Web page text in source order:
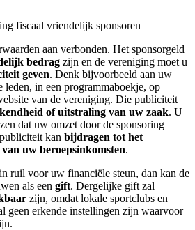
aan verbonden. Het sponsorgeld
bedrag zijn en de vereniging moet u
geven. Denk bijvoorbeeld aan uw
leden, in een programmaboekje, op
van de vereniging. Die publiciteit
of uitstraling van uw zaak. U
dat uw omzet door de sponsoring
kan bijdragen tot het
uw beroepsinkomsten.
in ruil voor uw financiële steun, dan kan de
als een gift. Dergelijke gift zal
zijn, omdat lokale sportclubs en
geen erkende instellingen zijn waarvoor